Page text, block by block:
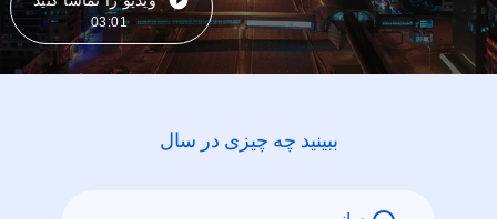
03:01
ببینید چه چیزی در سال